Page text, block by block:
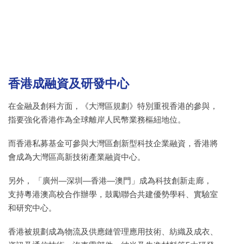
香港成融資及研發中心
在金融及創科方面，《大灣區規劃》特別重視香港的參與，
指要強化香港作為全球離岸人民幣業務樞紐地位。
而香港私募基金可參與大灣區創新型科技企業融資，香港將
會成為大灣區高新技術產業融資中心。
另外， 「廣州—深圳—香港—澳門」成為科技創新走廊，
支持粵港澳高校合作辦學，鼓勵聯合共建優勢學科、實驗室
和研究中心。
香港被規劃成為物流及供應鏈管理應用技術、紡織及成衣、